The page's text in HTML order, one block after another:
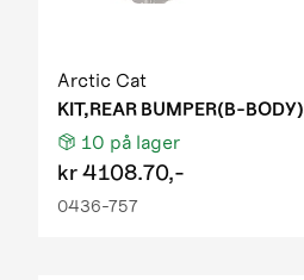
Arctic Cat
KIT,REAR BUMPER(B-BODY)
10 på lager
kr4108.70,-
0436-757